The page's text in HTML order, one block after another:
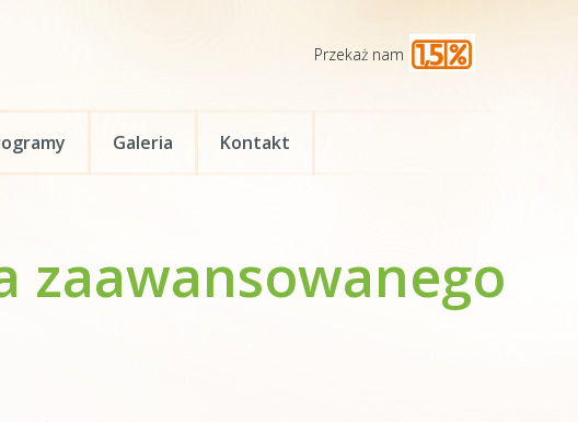
Galeria Kontakt
Przekaż nam
zaawansowanego